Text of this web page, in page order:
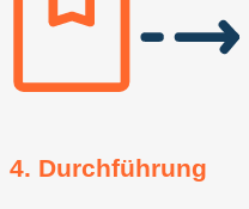
4. Durchführung